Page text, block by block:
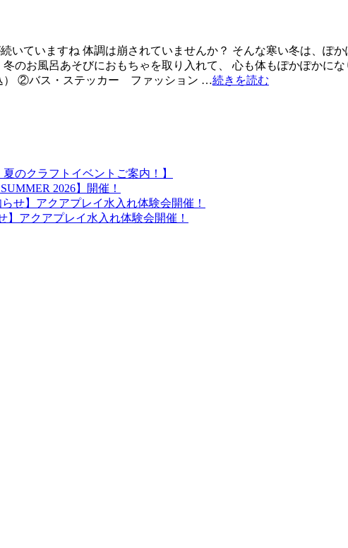
いていますね 体調は崩されていませんか？ そんな寒い冬は、ぽ
のお風呂あそびにおもちゃを取り入れて、 心も体もぽかぽか
） ②バス・ステッカー ファッション …続きを読む
のクラフトイベントご案内！】
2026】開催！
せ】アクアプレイ水入れ体験会開催！
】アクアプレイ水入れ体験会開催！